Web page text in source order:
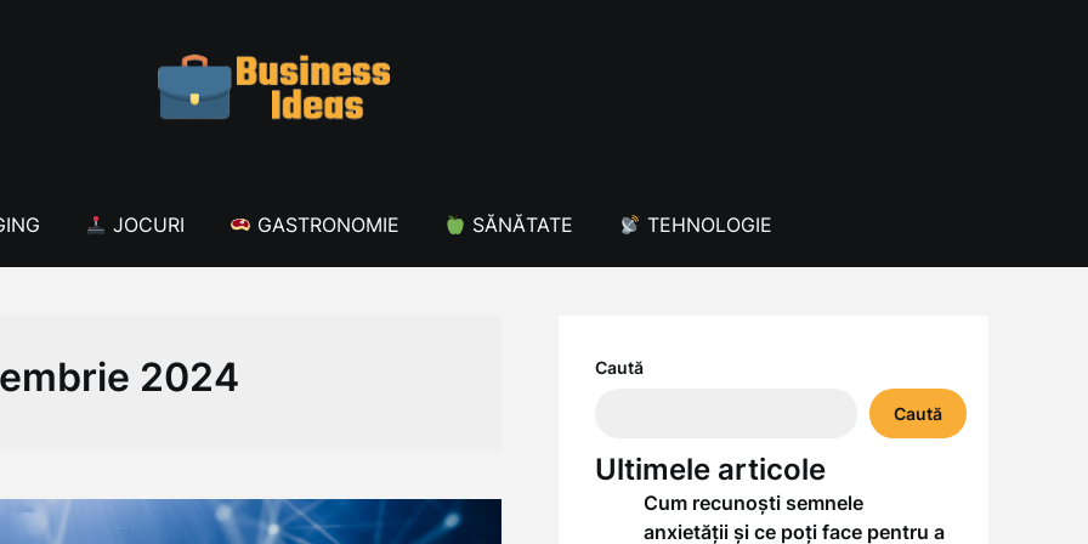
JOCURI GASTRONOMIE SĂNĂTATE TEHNOLOGIE
2024 Caută
Caută
Ultimele articole
Cum recunoști semnele
anxietății și ce poți face pentru a